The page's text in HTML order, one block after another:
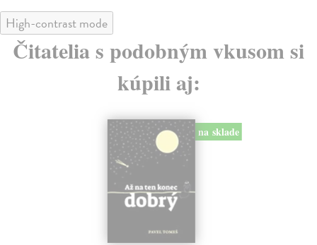
High-contrast mode
Čitatelia s podobným vkusom si
kúpili aj:
na sklade